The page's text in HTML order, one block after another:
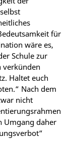
für
wäre es,
Schule zur
verkünden
Haltet euch
Nach dem
nicht
Umgang daher